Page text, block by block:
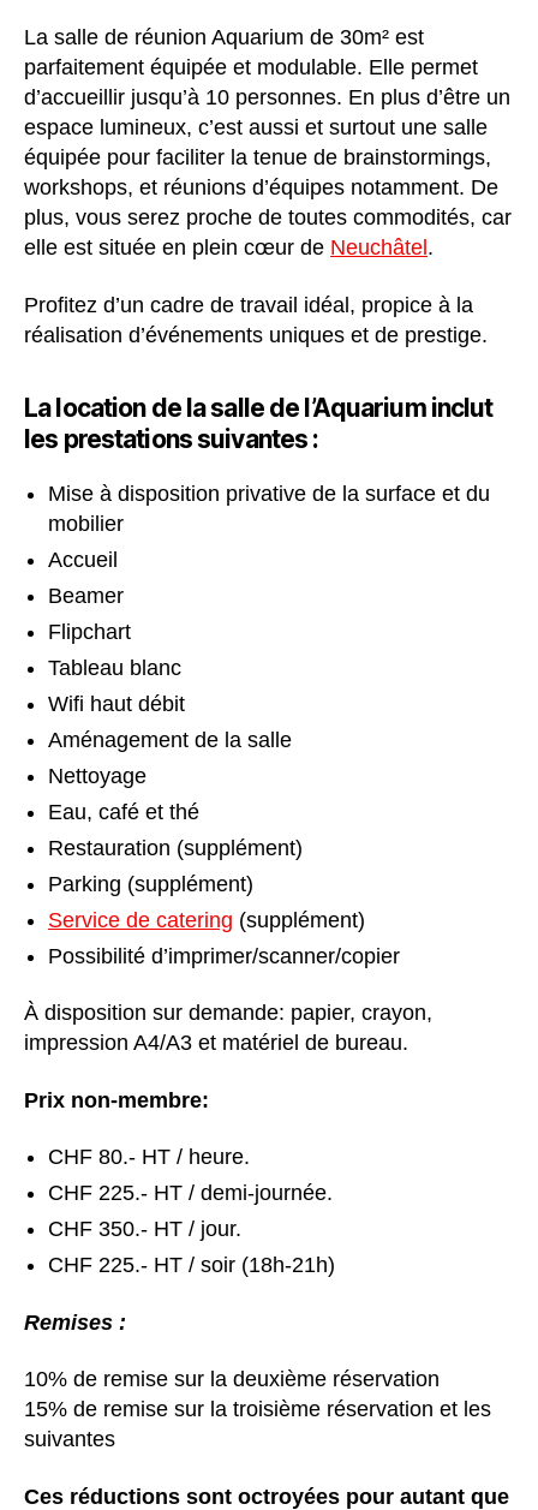
La salle de réunion Aquarium de 30m² est
parfaitement équipée et modulable. Elle permet
d’accueillir jusqu’à 10 personnes. En plus d’être un
espace lumineux, c’est aussi et surtout une salle
équipée pour faciliter la tenue de brainstormings,
workshops, et réunions d’équipes notamment. De
plus, vous serez proche de toutes commodités, car
elle est située en plein cœur de Neuchâtel .
Profitez d’un cadre de travail idéal, propice à la
réalisation d’événements uniques et de prestige.
La location de la salle de l’Aquarium inclut
les prestations suivantes :
Mise à disposition privative de la surface et du
mobilier
Accueil
Beamer
Flipchart
Tableau blanc
Wifi haut débit
Aménagement de la salle
Nettoyage
Eau, café et thé
Restauration (supplément)
Parking (supplément)
Service de catering (supplément)
Possibilité d’imprimer/scanner/copier
À disposition sur demande: papier, crayon,
impression A4/A3 et matériel de bureau.
Prix non-membre:
CHF 80.- HT / heure.
CHF 225.- HT / demi-journée.
CHF 350.- HT / jour.
CHF 225.- HT / soir (18h-21h)
Remises :
10% de remise sur la deuxième réservation
15% de remise sur la troisième réservation et les
suivantes
Ces réductions sont octroyées pour autant que